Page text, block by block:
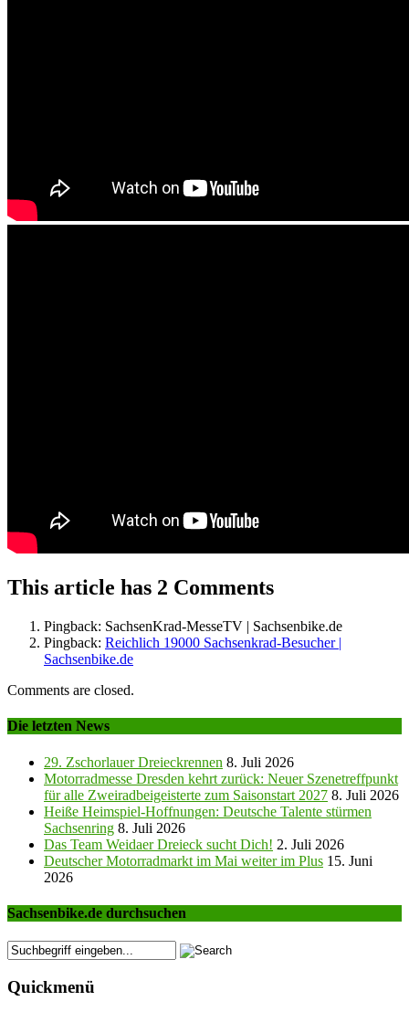
This article has 2 Comments
Pingback: SachsenKrad-MesseTV | Sachsenbike.de
Pingback: Reichlich 19000 Sachsenkrad-Besucher |
Sachsenbike.de
Comments are closed.
Die letzten News
29. Zschorlauer Dreieckrennen 8. Juli 2026
Motorradmesse Dresden kehrt zurück: Neuer Szenetreffpunkt
für alle Zweiradbeigeisterte zum Saisonstart 2027 8. Juli 2026
Heiße Heimspiel-Hoffnungen: Deutsche Talente stürmen
Sachsenring 8. Juli 2026
Das Team Weidaer Dreieck sucht Dich! 2. Juli 2026
Deutscher Motorradmarkt im Mai weiter im Plus 15. Juni
2026
Sachsenbike.de durchsuchen
Quickmenü